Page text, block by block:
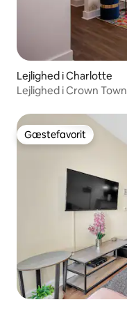
Lejlighed i Charlotte
Lejlighed i Crown Town
Gæstefavorit
Gæstefavorit